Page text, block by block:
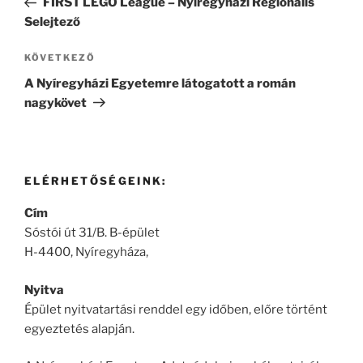
Selejtező
Következő
bejegyzés
KÖVETKEZŐ
A Nyíregyházi Egyetemre látogatott a román
nagykövet
ELÉRHETŐSÉGEINK:
Cím
Sóstói út 31/B. B-épület
H-4400, Nyíregyháza,
Nyitva
Épület nyitvatartási renddel egy időben, előre történt
egyeztetés alapján.